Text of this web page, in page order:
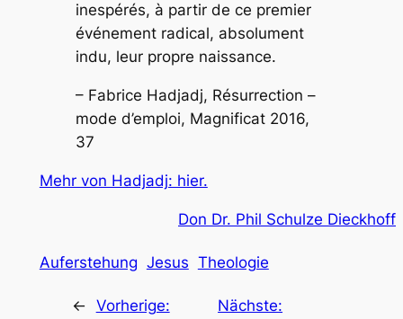
inespérés, à partir de ce premier
événement radical, absolument
indu, leur propre naissance.
– Fabrice Hadjadj, Résurrection –
mode d’emploi, Magnificat 2016,
37
Mehr von Hadjadj: hier.
Don Dr. Phil Schulze Dieckhoff
Auferstehung Jesus Theologie
← Vorherige:
Nächste: